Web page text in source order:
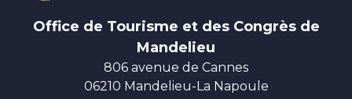
Office de Tourisme et des Congrès de
Mandelieu
806 avenue de Cannes
06210 Mandelieu-La Napoule